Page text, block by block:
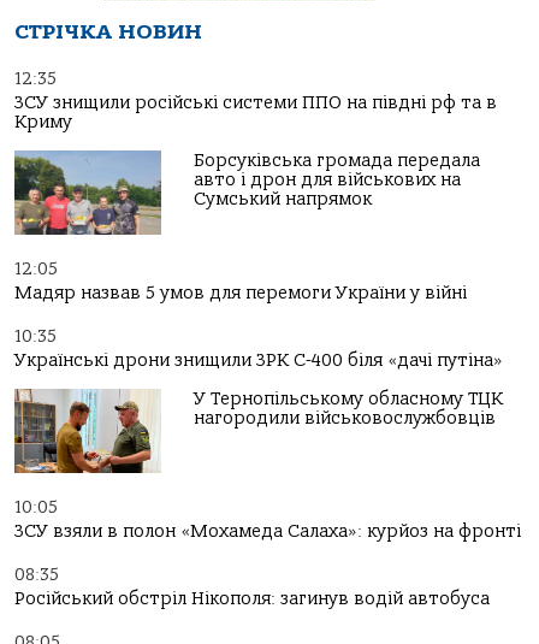
СТРІЧКА НОВИН
12:35
ЗСУ знищили російські системи ППО на півдні рф та в
Криму
Борсуківська громада передала
авто і дрон для військових на
Сумський напрямок
12:05
Мадяр назвав 5 умов для перемоги України у війні
10:35
Українські дрони знищили ЗРК С-400 біля «дачі путіна»
У Тернопільському обласному ТЦК
нагородили військовослужбовців
10:05
ЗСУ взяли в полон «Мохамеда Салаха»: курйоз на фронті
08:35
Російський обстріл Нікополя: загинув водій автобуса